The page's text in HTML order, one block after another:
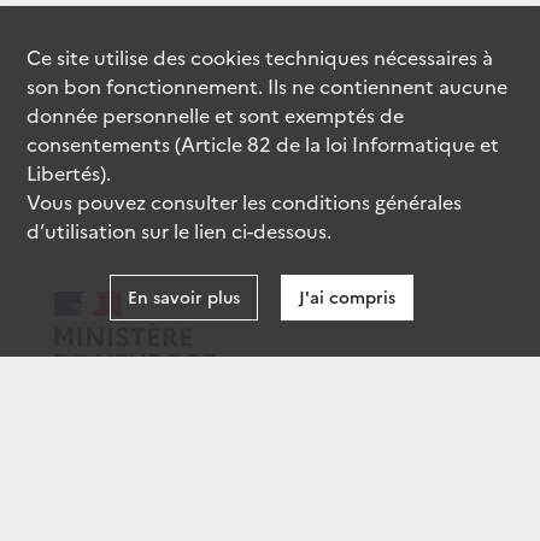
Ce site utilise descookiestechniques nécessaires à
son bon fonctionnement. Ils ne contiennent aucune
donnée personnelle et sont exemptés de
consentements (Article 82 de la loi Informatique et
Libertés).
Vous pouvez consulter les conditions générales
d’utilisation sur le lien ci-dessous.
En savoir plus J'ai compris